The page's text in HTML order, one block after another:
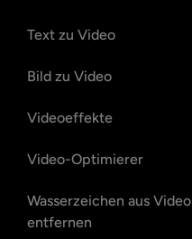
Text zu Video
Bild zu Video
Videoeffekte
Video-Optimierer
Wasserzeichen aus Video
entfernen